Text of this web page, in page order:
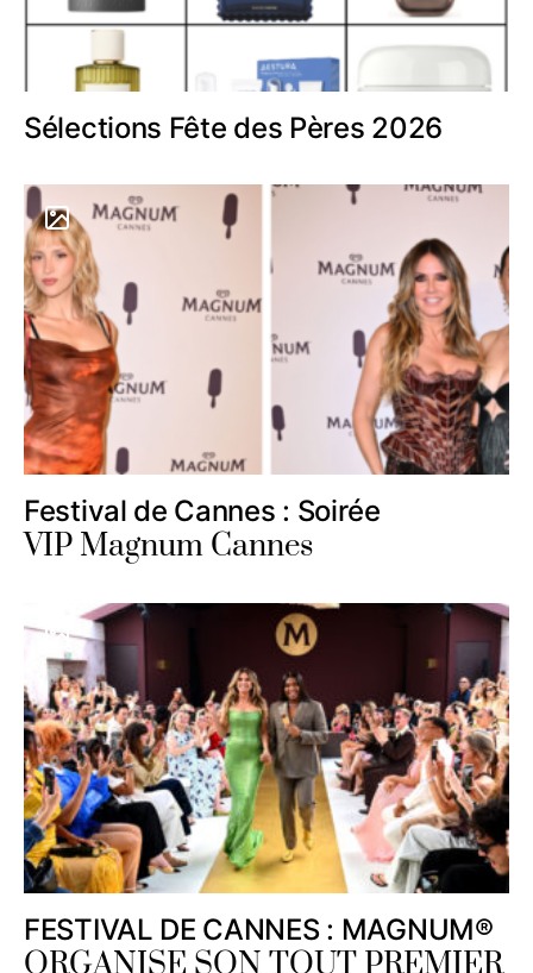
Sélections Fête des Pères 2026
Festival de Cannes : Soirée
VIP Magnum Cannes
FESTIVAL DE CANNES : MAGNUM®
ORGANISE SON TOUT PREMIER